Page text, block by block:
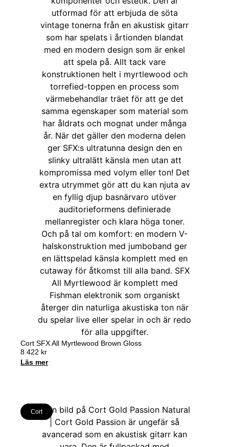
Cort SFX All Myrtlewood Brown Gloss
8 422 kr
Läs mer
Cort